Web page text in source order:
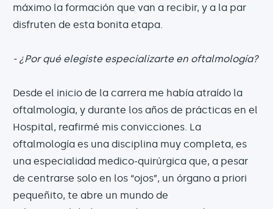
máximo la formación que van a recibir, y a la par
disfruten de esta bonita etapa.
- ¿Por qué elegiste especializarte en oftalmología?
Desde el inicio de la carrera me había atraído la
oftalmología, y durante los años de prácticas en el
Hospital, reafirmé mis convicciones. La
oftalmología es una disciplina muy completa, es
una especialidad medico-quirúrgica que, a pesar
de centrarse solo en los “ojos”, un órgano a priori
pequeñito, te abre un mundo de